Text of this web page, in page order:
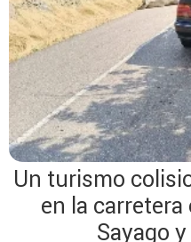
Un turismo
en la
Sayago